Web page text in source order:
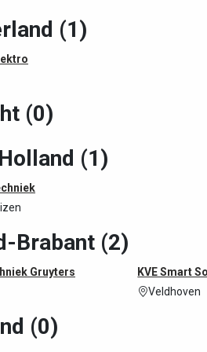
(1)
(0)
(1)
Brabant (2)
Gruyters
KVE Smart
Veldhoven
(0)